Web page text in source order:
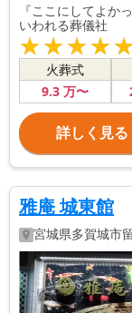
『ここにしてよ
いわれる葬儀社
火葬式
9.3万〜
詳しく見る
雅庵 城東館
宮城県多賀城市